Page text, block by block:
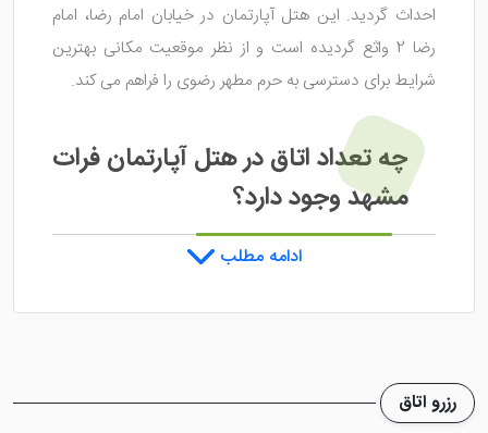
احداث گردید. این هتل آپارتمان در خیابان امام رضا، امام
رضا 2 واثع گردیده است و از نظر موقعیت مکانی بهترین
شرایط برای دسترسی به حرم مطهر رضوی را فراهم می کند.
چه تعداد اتاق در هتل آپارتمان فرات
مشهد وجود دارد؟
هتل آپارتمان فرات مشهد
بپردازند. از جمله امکانات در اتاق های این هتل می توان به
سیستم تهویه مطبوع، سیستم گرمایش و سرمایش، حمام،
ادامه مطلب
رزرو اتاق